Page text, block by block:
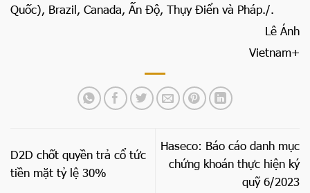
Quốc), Brazil, Canada, Ấn Độ, Thụy Điển và Pháp./.
Lê Ánh
Vietnam+
D2D chốt quyền trả cổ tức
tiền mặt tỷ lệ 30%
Haseco: Báo cáo danh mục
chứng khoán thực hiện ký
quỹ 6/2023